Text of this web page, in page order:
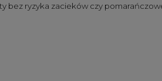
bez ryzyka zacieków czy